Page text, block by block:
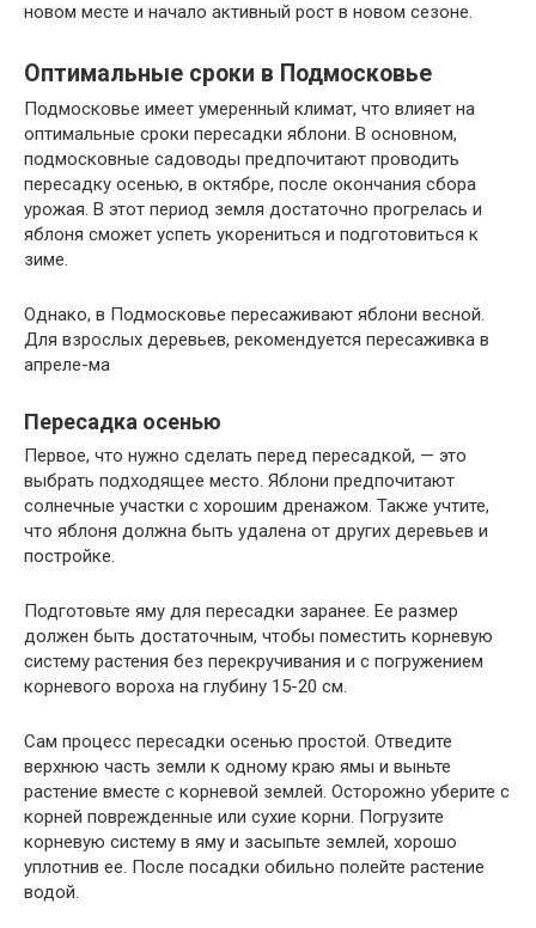
новом месте и начало активный рост в новом сезоне.
Оптимальные сроки в Подмосковье
Подмосковье имеет умеренный климат, что влияет на
оптимальные сроки пересадки яблони. В основном,
подмосковные садоводы предпочитают проводить
пересадку осенью, в октябре, после окончания сбора
урожая. В этот период земля достаточно прогрелась и
яблоня сможет успеть укорениться и подготовиться к
зиме.
Однако, в Подмосковье пересаживают яблони весной.
Для взрослых деревьев, рекомендуется пересаживка в
апреле-ма
Пересадка осенью
Первое, что нужно сделать перед пересадкой, — это
выбрать подходящее место. Яблони предпочитают
солнечные участки с хорошим дренажом. Также учтите,
что яблоня должна быть удалена от других деревьев и
постройке.
Подготовьте яму для пересадки заранее. Ее размер
должен быть достаточным, чтобы поместить корневую
систему растения без перекручивания и с погружением
корневого вороха на глубину 15-20 см.
Сам процесс пересадки осенью простой. Отведите
верхнюю часть земли к одному краю ямы и выньте
растение вместе с корневой землей. Осторожно уберите с
корней поврежденные или сухие корни. Погрузите
корневую систему в яму и засыпьте землей, хорошо
уплотнив ее. После посадки обильно полейте растение
водой.